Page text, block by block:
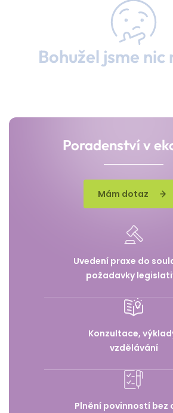
Bohužel jsme nic
Poradenství v
Mám dotaz
Uvedení praxe do
požadavky
Konzultace,
vzdělávání
Plnění povinností bez